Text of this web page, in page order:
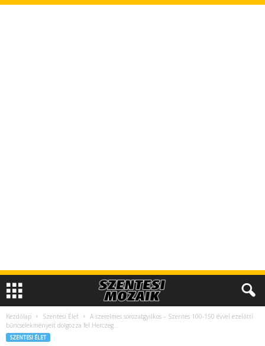
Kezdőlap Szentesi Élet
A szerelmes sorozatgyilkos – Szentes 100-150 évvel ezelőtti
bűncselekményeit dolgozza fel Herczeg...
SZENTESI ÉLET